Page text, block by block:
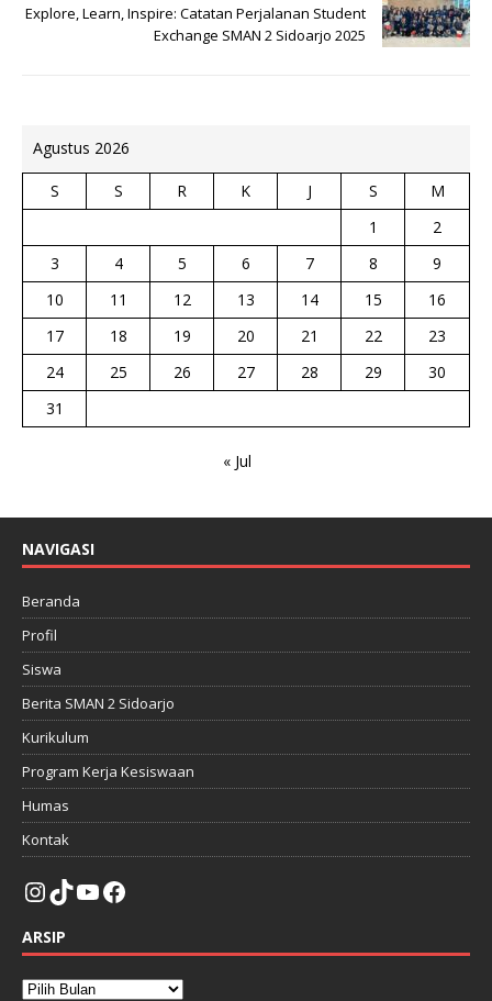
Explore, Learn, Inspire: Catatan Perjalanan Student
Exchange SMAN 2 Sidoarjo 2025
Agustus 2026
S S R K J S
M
1
2
3
4 5 6 7 8
9
10
11 12 13 14 15
16
17
18 19 20 21 22
23
24
25 26 27 28 29
30
31
« Jul
NAVIGASI
Beranda
Profil
Siswa
Berita SMAN 2 Sidoarjo
Kurikulum
Program Kerja Kesiswaan
Humas
Kontak
ARSIP